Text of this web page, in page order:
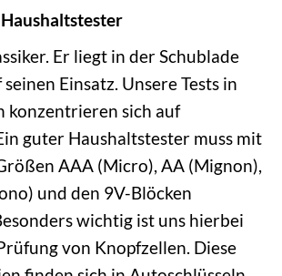
Er liegt in der Schublade
Einsatz. Unsere Tests in
konzentrieren sich auf
guter Haushaltstester muss mit
AAA (Micro), AA (Mignon),
und den 9V-Blöcken
wichtig ist uns hierbei
von Knopfzellen. Diese